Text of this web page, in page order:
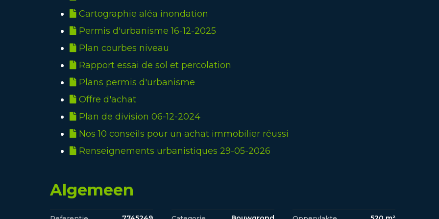
Cartographie aléa inondation
Permis d'urbanisme 16-12-2025
Plan courbes niveau
Rapport essai de sol et percolation
Plans permis d'urbanisme
Offre d'achat
Plan de division 06-12-2024
Nos 10 conseils pour un achat immobilier réussi
Renseignements urbanistiques 29-05-2026
Algemeen